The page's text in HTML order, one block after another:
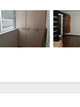
Зручне
будь-якої частини
додаткову